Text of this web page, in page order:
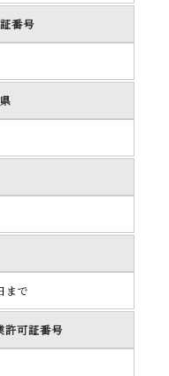
番号
まで
許可証番号